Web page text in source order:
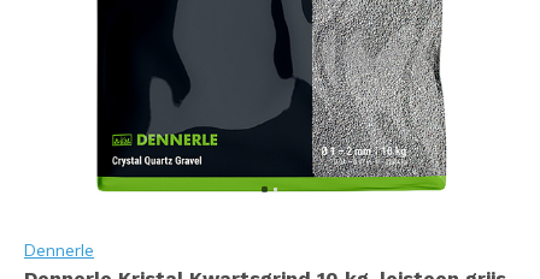
Dennerle